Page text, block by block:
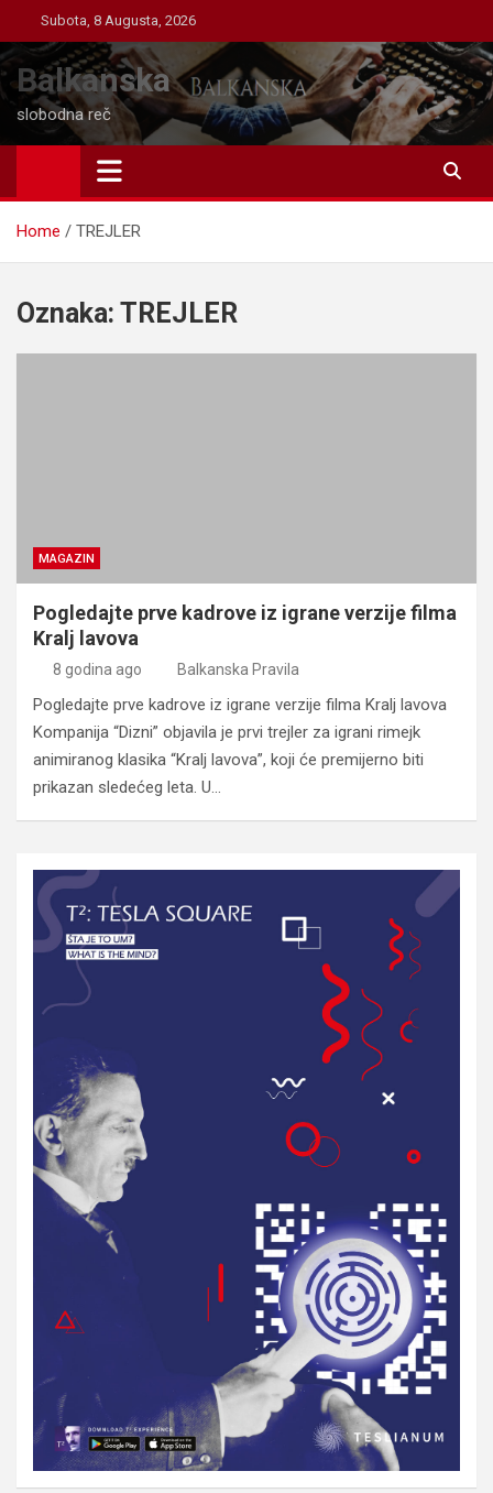
to
content
Subota, 8 Augusta, 2026
Balkanska
slobodna reč
Home TREJLER
Oznaka: TREJLER
MAGAZIN
Pogledajte prve kadrove iz igrane verzije filma
Kralj lavova
8 godina ago Balkanska Pravila
Pogledajte prve kadrove iz igrane verzije filma Kralj lavova
Kompanija “Dizni” objavila je prvi trejler za igrani rimejk
animiranog klasika “Kralj lavova”, koji će premijerno biti
prikazan sledećeg leta. U…